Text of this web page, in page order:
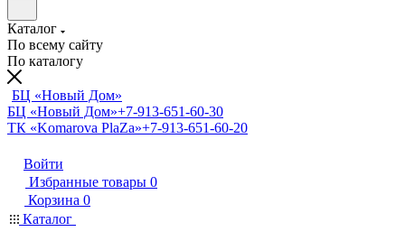
Каталог
По всему сайту
По каталогу
БЦ «Новый Дом»
БЦ «Новый Дом»+7-913-651-60-30
ТК «Komarova PlaZa»+7-913-651-60-20
Войти
Избранные товары 0
Корзина 0
Каталог